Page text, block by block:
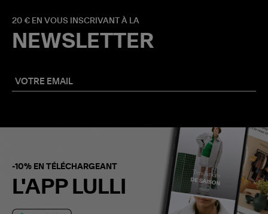
20 € EN VOUS INSCRIVANT À LA
NEWSLETTER
-10% EN TÉLÉCHARGEANT
L'APP LULLI